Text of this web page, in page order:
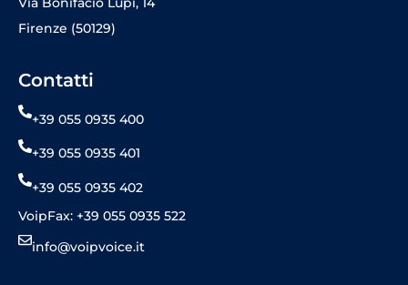
Firenze (50129)
Contatti
+39 055 0935 400
+39 055 0935 401
+39 055 0935 402
VoipFax: +39 055 0935 522
info@voipvoice.it